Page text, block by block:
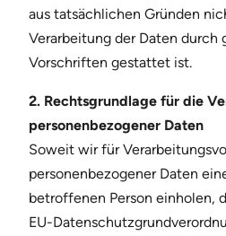
aus tatsächlichen Gründen
Verarbeitung der Daten durch
Vorschriften gestattet ist.
2. Rechtsgrundlage für die
personenbezogener Daten
Soweit wir für
personenbezogener Daten
betroffenen Person einholen,
EU-